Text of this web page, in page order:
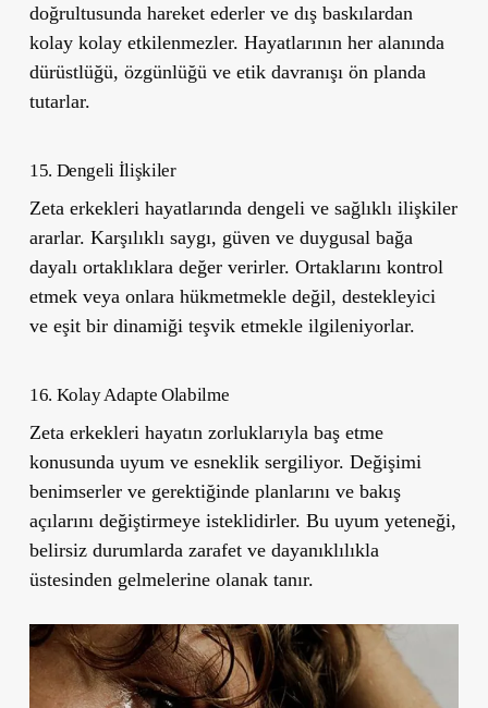
doğrultusunda hareket ederler ve dış baskılardan
kolay kolay etkilenmezler. Hayatlarının her alanında
dürüstlüğü, özgünlüğü ve etik davranışı ön planda
tutarlar.
15. Dengeli İlişkiler
Zeta erkekleri hayatlarında dengeli ve sağlıklı ilişkiler
ararlar. Karşılıklı saygı, güven ve duygusal bağa
dayalı ortaklıklara değer verirler. Ortaklarını kontrol
etmek veya onlara hükmetmekle değil, destekleyici
ve eşit bir dinamiği teşvik etmekle ilgileniyorlar.
16. Kolay Adapte Olabilme
Zeta erkekleri hayatın zorluklarıyla baş etme
konusunda uyum ve esneklik sergiliyor. Değişimi
benimserler ve gerektiğinde planlarını ve bakış
açılarını değiştirmeye isteklidirler. Bu uyum yeteneği,
belirsiz durumlarda zarafet ve dayanıklılıkla
üstesinden gelmelerine olanak tanır.